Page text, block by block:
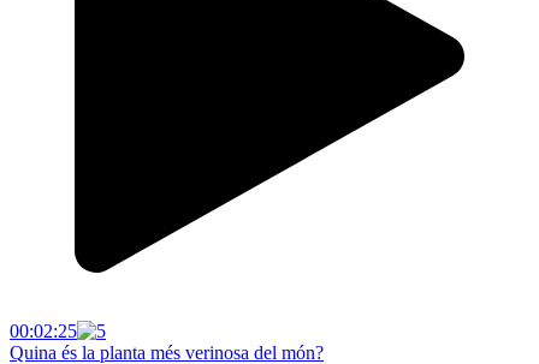
00:02:25
Quina és la planta més verinosa del món?